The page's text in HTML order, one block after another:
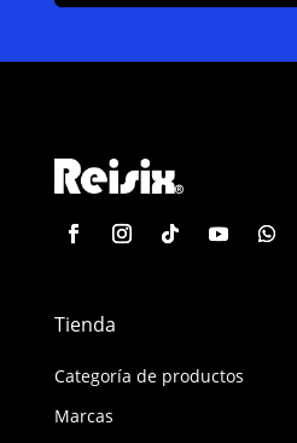
Tienda
Categoría de productos
Marcas